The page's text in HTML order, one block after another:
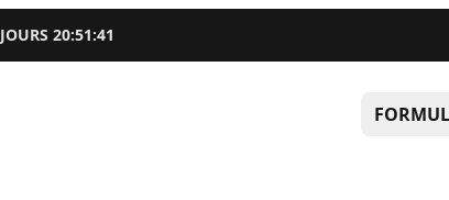
JOURS20:51:40